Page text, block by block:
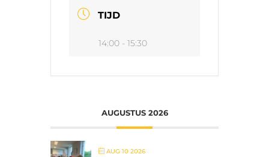
TIJD
14:00 - 15:30
AUGUSTUS 2026
AUG 10 2026